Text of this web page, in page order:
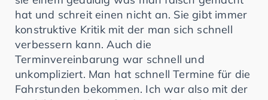
hat und schreit einen nicht an. Sie gibt immer
konstruktive Kritik mit der man sich schnell
verbessern kann. Auch die
Terminvereinbarung war schnell und
unkompliziert. Man hat schnell Termine für die
Fahrstunden bekommen. Ich war also mit der